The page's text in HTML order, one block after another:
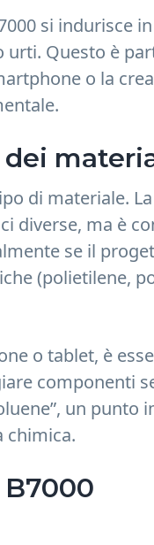
si indurisce
urti. Questo è
o la
di materiale. La
diverse, ma è
se il
(polietilene,
o tablet, è
componenti
un punto
chimica.